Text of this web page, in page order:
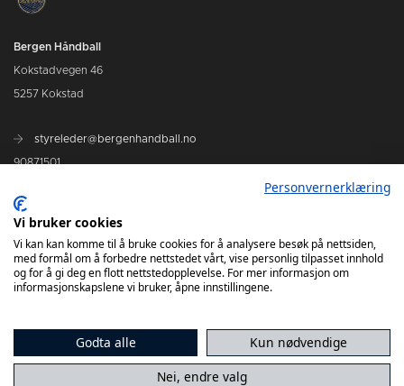
Bergen Håndball
Kokstadvegen 46
5257 Kokstad
styreleder@bergenhandball.no
90871501
Kamper Bergen Håndball
Personvernerklæring
Vi bruker cookies
Vi kan kan komme til å bruke cookies for å analysere besøk på nettsiden,
med formål om å forbedre nettstedet vårt, vise personlig tilpasset innhold
og for å gi deg en flott nettstedopplevelse. For mer informasjon om
informasjonskapslene vi bruker, åpne innstillingene.
Godta alle
Kun nødvendige
Nei, endre valg